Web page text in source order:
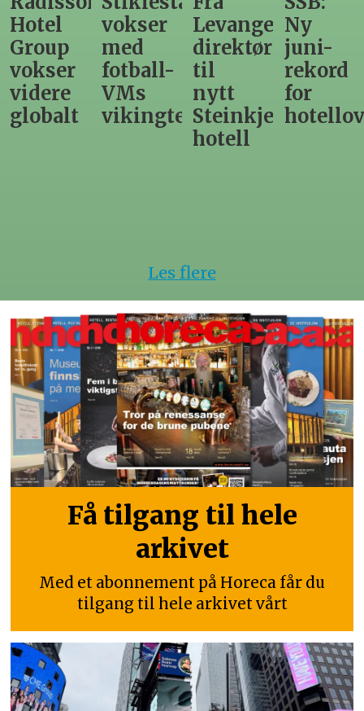
Hotel
Group
vokser
videre
globalt
vokser
med
fotball-
VMs
vikingtematikk
Levanger-
direktør
til
nytt
Steinkjer-
hotell
Ny
juni-
rekord
for
Les flere
Få tilgang til hele
arkivet
Med et abonnement på Horeca får du
tilgang til hele arkivet vårt